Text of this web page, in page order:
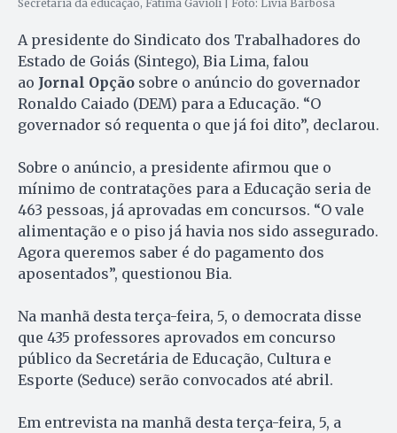
Secretária da educação, Fátima Gavioli | Foto: Lívia Barbosa
A presidente do Sindicato dos Trabalhadores do
Estado de Goiás (Sintego), Bia Lima, falou
ao Jornal Opção sobre o anúncio do governador
Ronaldo Caiado (DEM) para a Educação. “O
governador só requenta o que já foi dito”, declarou.
Sobre o anúncio, a presidente afirmou que o
mínimo de contratações para a Educação seria de
463 pessoas, já aprovadas em concursos. “O vale
alimentação e o piso já havia nos sido assegurado.
Agora queremos saber é do pagamento dos
aposentados”, questionou Bia.
Na manhã desta terça-feira, 5, o democrata disse
que 435 professores aprovados em concurso
público da Secretária de Educação, Cultura e
Esporte (Seduce) serão convocados até abril.
Em entrevista na manhã desta terça-feira, 5, a